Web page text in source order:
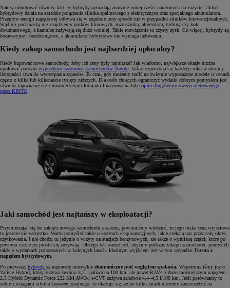
Należy odnotować również fakt, że hybrydy posiadają znacznie mniej części narażonych na zużycie. Układ
hybrydowy działa na zasadzie połączenia silnika spalinowego z elektrycznym oraz specjalnego akumulatora.
Przepływ energii napędowej odbywa się w zupełnie inny sposób niż w przypadku silników konwencjonalnych.
Stąd też pod maską nie znajdziemy pasków klinowych, rozrusznika, alternatora, turbiny czy koła
dwumasowego, a hamulce zużywają się dużo wolniej. Takie rozwiązanie to czysty zysk. Co więcej, hybrydy są
bezawaryjne i bezobsługowe, a akumulator hybrydowy nie wymaga ładowania.
Kiedy zakup samochodu jest najbardziej opłacalny?
Kiedy kupować nowe samochody, żeby ich ceny były najniższe? Jak wiadomo, największe okazje można
upolować podczas wyprzedaży sezonowej samochodów Toyota , która rozpoczyna się każdego roku w okolicy
listopada i trwa do wyczerpania zapasów. To czas, gdy możemy trafić na świetnie wyposażone modele w cenach
często o kilka lub kilkanaście tysięcy niższych. Dla osób chcących ograniczyć wydatki dobrym pomysłem jest
również zapoznanie się z nowoczesnymi formami finansowania lub najmu długoterminowego oferowanego
przez KINTO
Jaki samochód jest najtańszy w eksploatacji?
Przymierzając się do zakupu nowego samochodu z salonu, powinniśmy wiedzieć, że jego niska cena wyjściowa
to jeszcze nie wszystko. Warto pomyśleć także o kosztach eksploatacyjnych, jakie czekają nas przez cały okres
użytkowania. I nie chodzi tu jedynie o wizyty na stacjach benzynowych, ale także o wymianę części, które po
pewnym czasie po prostu się zużywają. Dlatego tak ważne jest, abyśmy podczas zakupu samochodu, pomyśleli
także o wydatkach ponoszonych w kolejnych latach. Idealnym wyjściem jest w tym wypadku Toyota z
napędem hybrydowym.
Po pierwsze, hybrydy są naprawdę niezwykle ekonomiczne pod względem spalania. Wspominaliśmy już o
Yarisie Hybrid, który zużywa średnio 3,7 l paliwa na 100 km, ale nawet RAV4 z dużo mocniejszym napędem
2.5 Hybrid Dynamic Force 222 KM AWD-i e-CVT zużywa zaledwie 4,4–4,5 l/100 km. Jeśli porównamy to
sobie z osiągami silnika konwencjonalnego, to okazuje się, że po kilku latach możemy zaoszczędzić na